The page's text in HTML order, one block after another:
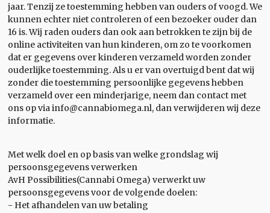
jaar. Tenzij ze toestemming hebben van ouders of voogd. We
kunnen echter niet controleren of een bezoeker ouder dan
16 is. Wij raden ouders dan ook aan betrokken te zijn bij de
online activiteiten van hun kinderen, om zo te voorkomen
dat er gegevens over kinderen verzameld worden zonder
ouderlijke toestemming. Als u er van overtuigd bent dat wij
zonder die toestemming persoonlijke gegevens hebben
verzameld over een minderjarige, neem dan contact met
ons op via info@cannabiomega.nl, dan verwijderen wij deze
informatie.
Met welk doel en op basis van welke grondslag wij
persoonsgegevens verwerken
AvH Possibilities(Cannabi Omega) verwerkt uw
persoonsgegevens voor de volgende doelen:
- Het afhandelen van uw betaling